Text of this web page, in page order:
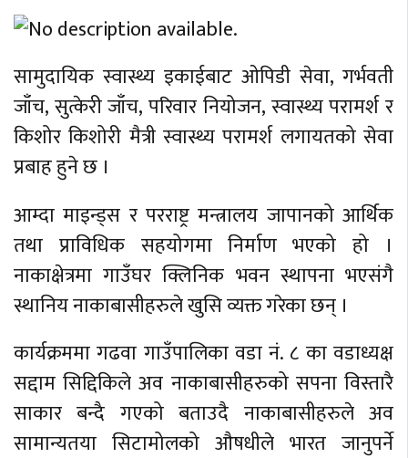
सामुदायिक स्वास्थ्य इकाईबाट ओपिडी सेवा, गर्भवती
जाँच, सुत्केरी जाँच, परिवार नियोजन, स्वास्थ्य परामर्श र
किशोर किशोरी मैत्री स्वास्थ्य परामर्श लगायतको सेवा
प्रबाह हुने छ ।
आम्दा माइन्ड्स र परराष्ट्र मन्त्रालय जापानको आर्थिक
तथा प्राविधिक सहयोगमा निर्माण भएको हो ।
नाकाक्षेत्रमा गाउँघर क्लिनिक भवन स्थापना भएसंगै
स्थानिय नाकाबासीहरुले खुसि व्यक्त गरेका छन् ।
कार्यक्रममा गढवा गाउँपालिका वडा नं. ८ का वडाध्यक्ष
सद्दाम सिद्दिकिले अव नाकाबासीहरुको सपना विस्तारै
साकार बन्दै गएको बताउदै नाकाबासीहरुले अव
सामान्यतया सिटामोलको औषधीले भारत जानुपर्ने